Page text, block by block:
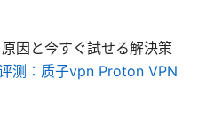
因と今すぐ試せる解決策
测：质子vpn Proton VPN